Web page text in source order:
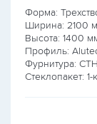
Форма:
Ширина: 2100
Высота: 1400
Профиль:
Фурнитура:
Стеклопакет: